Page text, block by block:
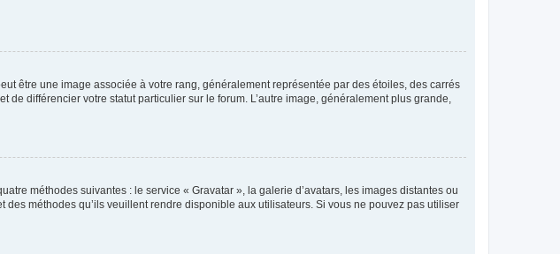
être une image associée à votre rang, généralement représentée par des étoiles, des carrés
différencier votre statut particulier sur le forum. L’autre image, généralement plus grande,
méthodes suivantes : le service « Gravatar », la galerie d’avatars, les images distantes ou
méthodes qu’ils veuillent rendre disponible aux utilisateurs. Si vous ne pouvez pas utiliser